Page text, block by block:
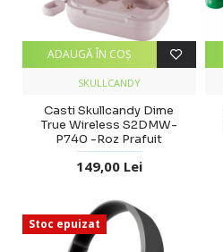
SKULLCANDY
Casti Skullcandy Dime
True Wireless S2DMW-
P740 -Roz Prafuit
149,00 Lei
ADAUGĂ ÎN COŞ
Stoc epuizat